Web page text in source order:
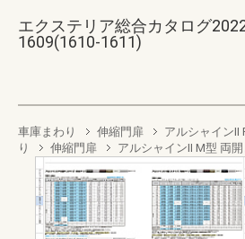
エクステリア総合カタログ
1609(1610-1611)
車庫まわり 伸縮門扉 アルシャインII
り
伸縮門扉 アルシャインII M型 両開